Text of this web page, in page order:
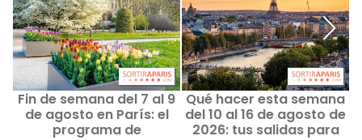
Fin de semana del 7 al 9
de agosto en París: el
programa de
Qué hacer esta semana
del 10 al 16 de agosto de
2026: tus salidas para